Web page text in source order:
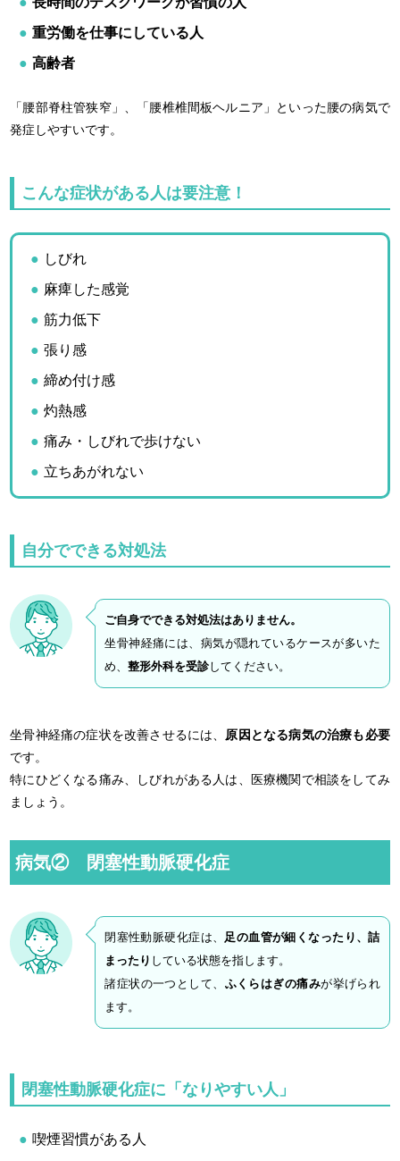
重労働を仕事にしている人
高齢者
「腰部脊柱管狭窄」、「腰椎椎間板ヘルニア」といった腰の病気で
発症しやすいです。
こんな症状がある人は要注意！
しびれ
麻痺した感覚
筋力低下
張り感
締め付け感
灼熱感
痛み・しびれで歩けない
立ちあがれない
自分でできる対処法
ご自身でできる対処法はありません。
坐骨神経痛には、病気が隠れているケースが多いた
め、整形外科を受診してください。
坐骨神経痛の症状を改善させるには、 原因となる病気の治療も必要
です。
特にひどくなる痛み、しびれがある人は、医療機関で相談をしてみ
ましょう。
病気② 閉塞性動脈硬化症
閉塞性動脈硬化症は、 足の血管が細くなったり、詰
まったり している状態を指します。
諸症状の一つとして、 ふくらはぎの痛みが挙げられ
ます。
閉塞性動脈硬化症に「なりやすい人」
喫煙習慣がある人